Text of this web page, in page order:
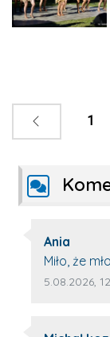
1
Autor
Ania
Treść
Miło, że
talenty,
Data
5.08.2026,